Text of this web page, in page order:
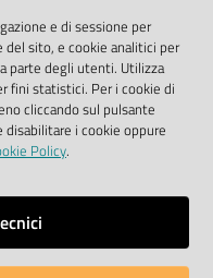
e di sessione per
del sito, e cookie analitici per
parte degli utenti. Utilizza
fini statistici. Per i cookie di
cliccando sul pulsante
disabilitare i cookie oppure
Policy.